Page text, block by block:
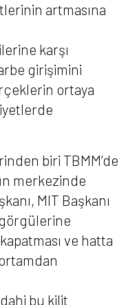
artmasına
karşı
girişimini
ortaya
biri TBMM’de
merkezinde
MIT Başkanı
ve hatta
bu kilit